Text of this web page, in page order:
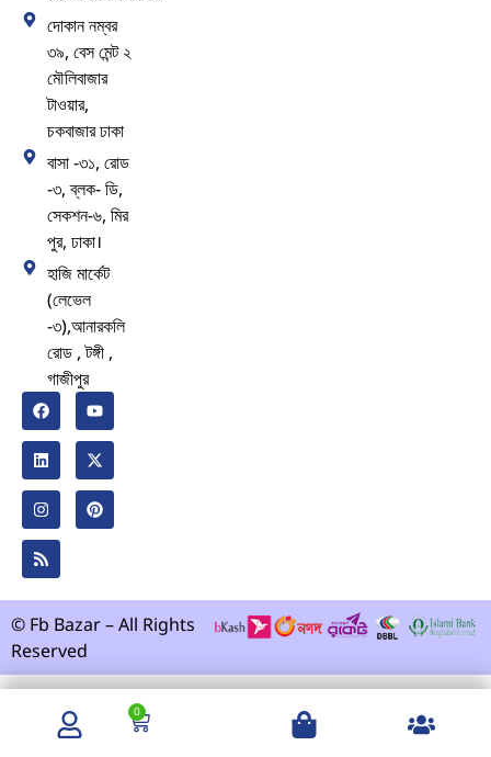
দোকান নম্বর
৩৯, বেস মেন্ট ২
মৌলিবাজার
টাওয়ার,
চকবাজার ঢাকা
বাসা -৩১, রোড
-৩, ব্লক- ডি,
সেকশন-৬, মির
পুর, ঢাকা।
হাজি মার্কেট
(লেভেল
-৩),আনারকলি
রোড , টঙ্গী ,
গাজীপুর
© Fb Bazar – All Rights
Reserved
0